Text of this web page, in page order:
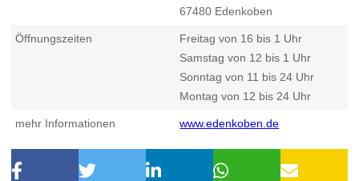
67480 Edenkoben
Öffnungszeiten
Freitag von 16 bis 1 Uhr
Samstag von 12 bis 1 Uhr
Sonntag von 11 bis 24 Uhr
Montag von 12 bis 24 Uhr
mehr Informationen www.edenkoben.de